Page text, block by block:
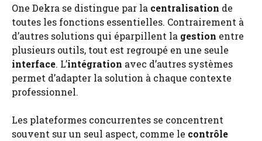
One Dekra se distingue par la centralisation de
toutes les fonctions essentielles. Contrairement à
d’autres solutions qui éparpillent la gestion entre
plusieurs outils, tout est regroupé en une seule
interface. L’intégration avec d’autres systèmes
permet d’adapter la solution à chaque contexte
professionnel.
Les plateformes concurrentes se concentrent
souvent sur un seul aspect, comme le contrôle